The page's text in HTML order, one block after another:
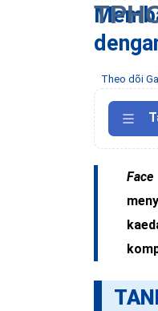
Theo dõi